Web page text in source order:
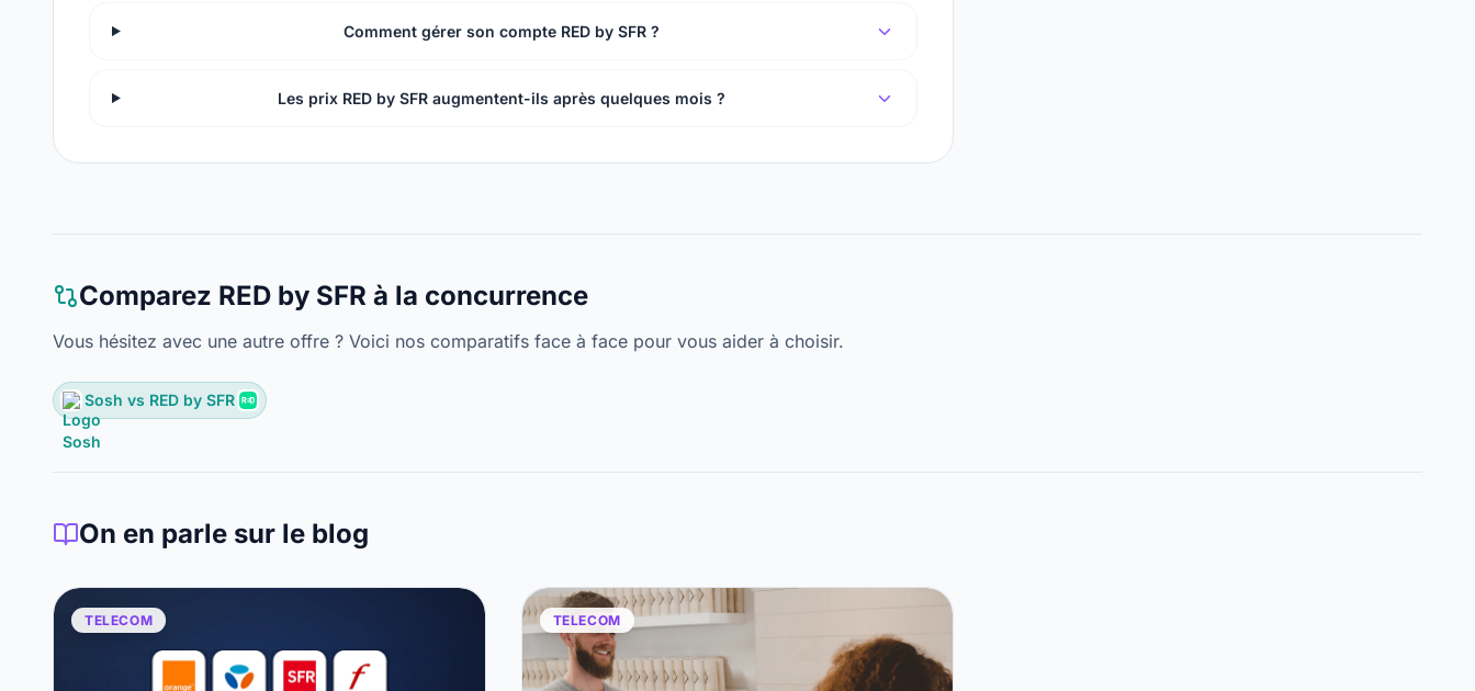
Comment gérer son compte RED by SFR ?
Les prix RED by SFR augmentent-ils après quelques mois ?
Comparez RED by SFR à la concurrence
Vous hésitez avec une autre offre ? Voici nos comparatifs face à face pour vous aider à choisir.
Sosh vs RED by SFR
On en parle sur le blog
TELECOM TELECOM